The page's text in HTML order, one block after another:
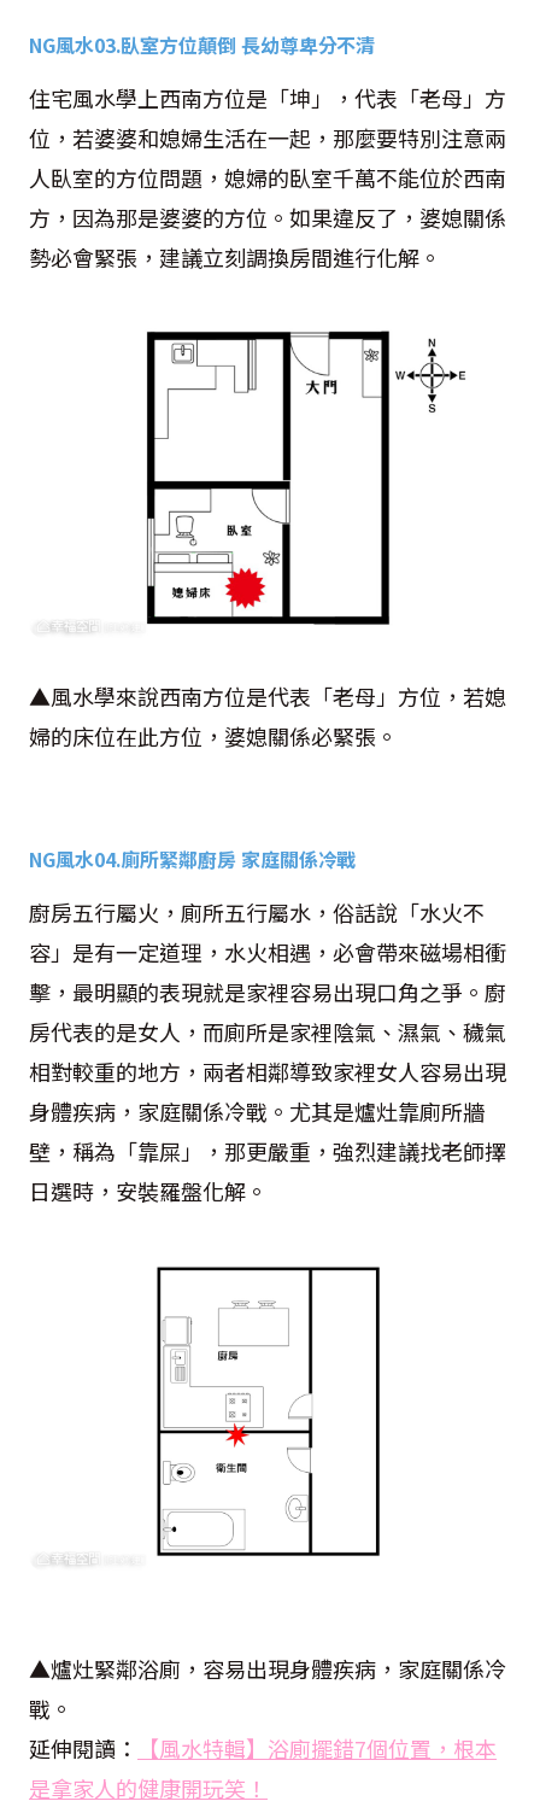
NG風水03.臥室方位顛倒 長幼尊卑分不清
住宅風水學上西南方位是「坤」，代表「老母」方
位，若婆婆和媳婦生活在一起，那麼要特別注意兩
人臥室的方位問題，媳婦的臥室千萬不能位於西南
方，因為那是婆婆的方位。如果違反了，婆媳關係
勢必會緊張，建議立刻調換房間進行化解。
▲風水學來說西南方位是代表「老母」方位，若媳
婦的床位在此方位，婆媳關係必緊張。
NG風水04.廁所緊鄰廚房 家庭關係冷戰
廚房五行屬火，廁所五行屬水，俗話說「水火不
容」是有一定道理，水火相遇，必會帶來磁場相衝
擊，最明顯的表現就是家裡容易出現口角之爭。廚
房代表的是女人，而廁所是家裡陰氣、濕氣、穢氣
相對較重的地方，兩者相鄰導致家裡女人容易出現
身體疾病，家庭關係冷戰。尤其是爐灶靠廁所牆
壁，稱為「靠屎」，那更嚴重，強烈建議找老師擇
日選時，安裝羅盤化解。
▲爐灶緊鄰浴廁，容易出現身體疾病，家庭關係冷
戰。
延伸閱讀：
【風水特輯】浴廁擺錯7個位置，根本
是拿家人的健康開玩笑！